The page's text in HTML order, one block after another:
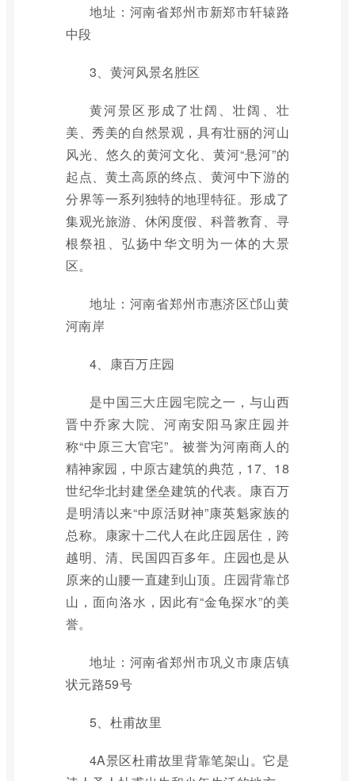
地址：河南省郑州市新郑市轩辕路
中段
3、黄河风景名胜区
黄河景区形成了壮阔、壮阔、壮
美、秀美的自然景观，具有壮丽的河山
风光、悠久的黄河文化、黄河“悬河”的
起点、黄土高原的终点、黄河中下游的
分界等一系列独特的地理特征。形成了
集观光旅游、休闲度假、科普教育、寻
根祭祖、弘扬中华文明为一体的大景
区。
地址：河南省郑州市惠济区邙山黄
河南岸
4、康百万庄园
是中国三大庄园宅院之一，与山西
晋中乔家大院、河南安阳马家庄园并
称“中原三大官宅”。被誉为河南商人的
精神家园，中原古建筑的典范，17、18
世纪华北封建堡垒建筑的代表。康百万
是明清以来“中原活财神”康英魁家族的
总称。康家十二代人在此庄园居住，跨
越明、清、民国四百多年。庄园也是从
原来的山腰一直建到山顶。庄园背靠邙
山，面向洛水，因此有“金龟探水”的美
誉。
地址：河南省郑州市巩义市康店镇
状元路59号
5、杜甫故里
4A景区杜甫故里背靠笔架山。它是